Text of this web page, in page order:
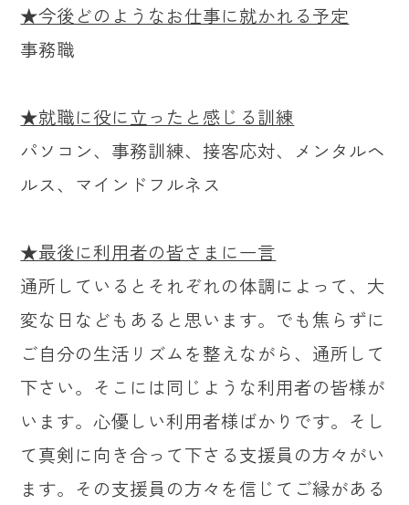
★今後どのようなお仕事に就かれる予定
事務職
★就職に役に立ったと感じる訓練
パソコン、事務訓練、接客応対、メンタルヘ
ルス、マインドフルネス
★最後に利用者の皆さまに一言
通所しているとそれぞれの体調によって、大
変な日などもあると思います。でも焦らずに
ご自分の生活リズムを整えながら、通所して
下さい。そこには同じような利用者の皆様が
います。心優しい利用者様ばかりです。そし
て真剣に向き合って下さる支援員の方々がい
ます。その支援員の方々を信じてご縁がある